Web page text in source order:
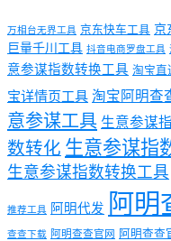
万相台无界工具 京东快车工具 京
巨量千川工具 抖音电商罗盘工具
意参谋指数转换工具 淘宝直
宝详情页工具 淘宝阿明查
意参谋工具 生意参谋
数转化 生意参谋指
生意参谋指数转换工具
推荐工具 阿明代发 阿明
查查下载 阿明查查官网 阿明查查